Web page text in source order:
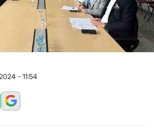
- 11:54